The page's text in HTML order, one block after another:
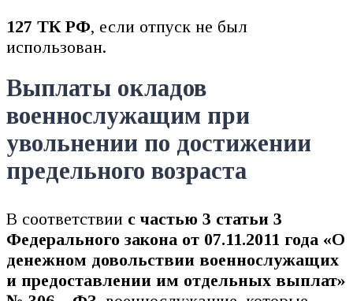
127 ТК РФ, если отпуск не был
использован.
Выплаты окладов
военнослужащим при
увольнении по достижении
предельного возраста
В соответствии с частью 3 статьи 3
Федерального закона от 07.11.2011 года «О
денежном довольствии военнослужащих
и предоставлении им отдельных выплат»